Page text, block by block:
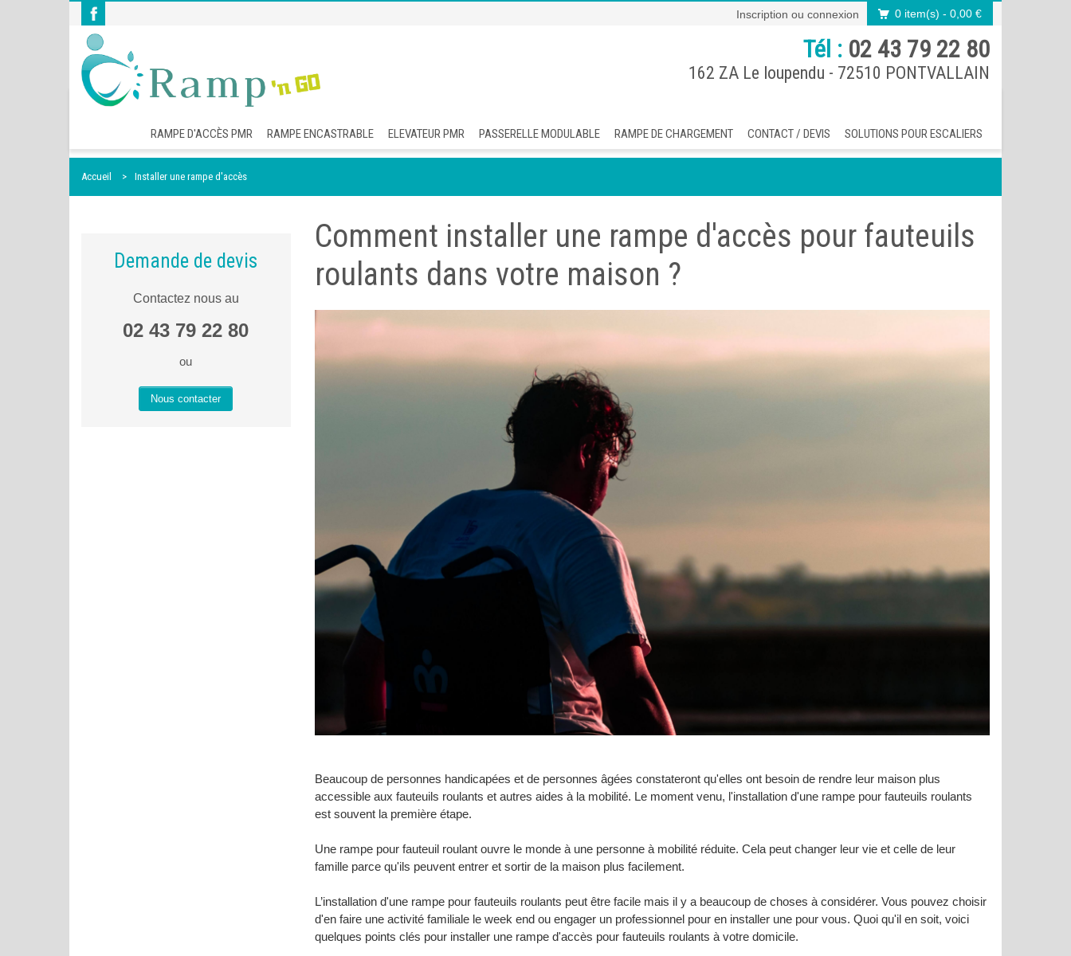
0 item(s) - 0,00 €
Inscription ou connexion
Tél : 02 43 79 22 80
162 ZA Le loupendu - 72510 PONTVALLAIN
RAMPE D'ACCÈS PMR RAMPE ENCASTRABLE ELEVATEUR PMR PASSERELLE MODULABLE RAMPE DE CHARGEMENT CONTACT / DEVIS SOLUTIONS POUR ESCALIERS
Accueil Installer une rampe d'accès
Comment installer une rampe d'accès pour fauteuils
roulants dans votre maison ?
Beaucoup de personnes handicapées et de personnes âgées constateront qu'elles ont besoin de rendre leur maison plus
accessible aux fauteuils roulants et autres aides à la mobilité. Le moment venu, l'installation d'une rampe pour fauteuils roulants
est souvent la première étape.
Une rampe pour fauteuil roulant ouvre le monde à une personne à mobilité réduite. Cela peut changer leur vie et celle de leur
famille parce qu'ils peuvent entrer et sortir de la maison plus facilement.
L’installation d'une rampe pour fauteuils roulants peut être facile mais il y a beaucoup de choses à considérer. Vous pouvez choisir
d'en faire une activité familiale le week end ou engager un professionnel pour en installer une pour vous. Quoi qu'il en soit, voici
quelques points clés pour installer une rampe d'accès pour fauteuils roulants à votre domicile.
Demande de devis
Contactez nous au
02 43 79 22 80
ou
Nous contacter